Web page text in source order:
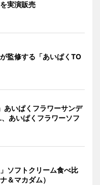
実演販売
監修する「あいぱくTO
あいぱくフラワーサンデ
あいぱくフラワーソフ
ソフトクリーム食べ比
＆マカダム）